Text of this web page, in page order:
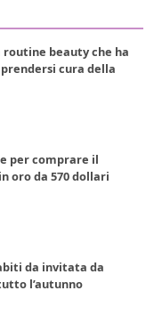
beauty che ha
cura della
per comprare il
oro da 570 dollari
da invitata da
l’autunno